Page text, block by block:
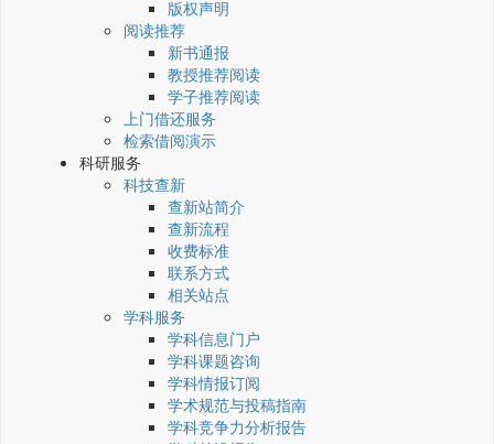
版权声明
阅读推荐
新书通报
教授推荐阅读
学子推荐阅读
上门借还服务
检索借阅演示
科研服务
科技查新
查新站简介
查新流程
收费标准
联系方式
相关站点
学科服务
学科信息门户
学科课题咨询
学科情报订阅
学术规范与投稿指南
学科竞争力分析报告